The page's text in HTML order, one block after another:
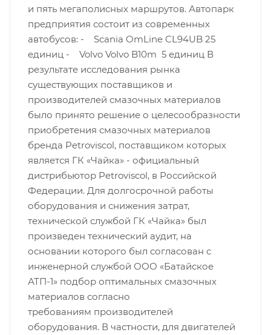
и пять мегаполисных маршрутов. Автопарк
предприятия состоит из современных
автобусов: - Scania OmLine CL94UB 25
единиц - Volvo Volvo B10m 5 единиц В
результате исследования рынка
существующих поставщиков и
производителей смазочных материалов
было принято решение о целесообразности
приобретения смазочных материалов
бренда Petroviscol, поставщиком которых
является ГК «Чайка» - официальный
дистрибьютор Petroviscol, в Российской
Федерации. Для долгосрочной работы
оборудования и снижения затрат,
технической службой ГК «Чайка» был
произведен технический аудит, на
основании которого был согласован с
инженерной службой ООО «Батайское
АТП-1» подбор оптимальных смазочных
материалов согласно
требованиям производителей
оборудования. В частности, для двигателей